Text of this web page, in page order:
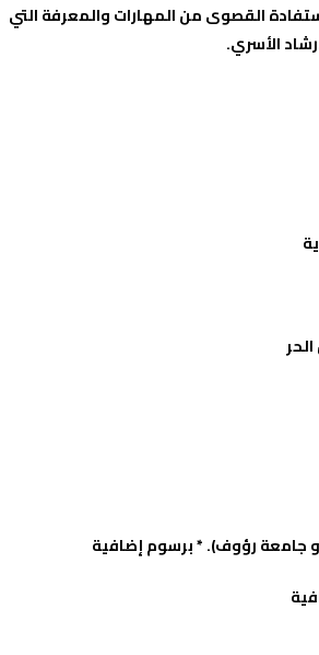
القصوى من المهارات والمعرفة التي
الأسري.
جامعة رؤوف). * برسوم إضافية